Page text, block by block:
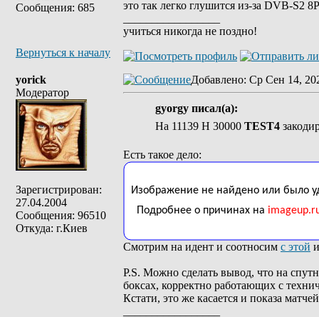
Сообщения: 685
это так легко глушится из-за DVB-S2
учиться никогда не поздно!
Вернуться к началу
yorick
Модератор
Зарегистрирован:
27.04.2004
Сообщения: 96510
Откуда: г.Киев
Добавлено: Ср Сен 14,
gyorgy писал(а):
На 11139 H 30000 TEST4
Есть такое дело:
Смотрим на идент и соотносим с этой
P.S. Можно сделать вывод, что на
боксах, корректно работающих с
Кстати, это же касается и показа